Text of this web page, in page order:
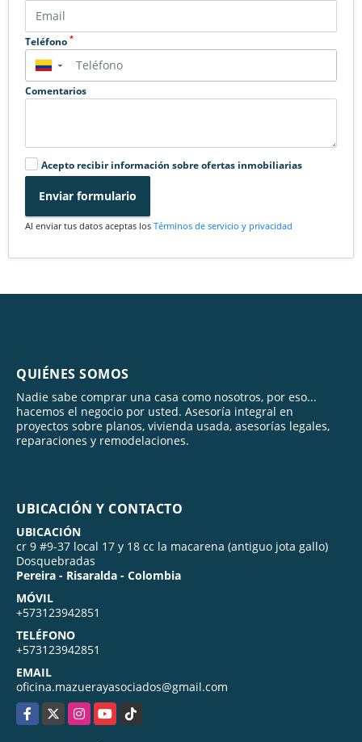
Teléfono *
▼
Comentarios
Acepto recibir información sobre ofertas inmobiliarias
Enviar formulario
Al enviar tus datos aceptas los Términos de servicio y privacidad
QUIÉNES SOMOS
Nadie sabe comprar una casa como nosotros, por eso...
hacemos el negocio por usted. Asesoría integral en
proyectos sobre planos, vivienda usada, asesorías legales,
reparaciones y remodelaciones.
UBICACIÓN Y CONTACTO
UBICACIÓN
cr 9 #9-37 local 17 y 18 cc la macarena (antiguo jota gallo)
Dosquebradas
Pereira - Risaralda - Colombia
MÓVIL
+573123942851
TELÉFONO
+573123942851
EMAIL
oficina.mazuerayasociados@gmail.com
Facebook
X InstagramYouTubeTikTok